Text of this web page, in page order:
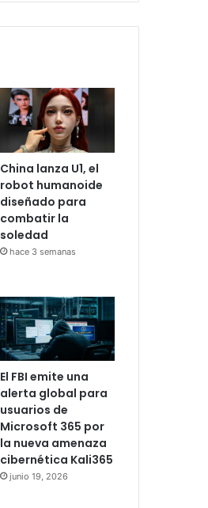
China lanza U1, el
robot humanoide
diseñado para
combatir la
soledad
hace 3 semanas
El FBI emite una
alerta global para
usuarios de
Microsoft 365 por
la nueva amenaza
cibernética Kali365
junio 19, 2026